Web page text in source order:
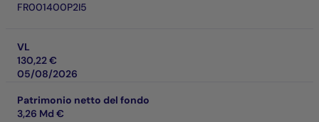
FR001400P2I5
VL
130,22 €
05/08/2026
Patrimonio netto del fondo
3,26 Md €